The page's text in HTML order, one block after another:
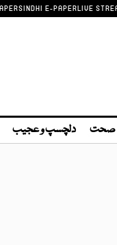
SINDHI E-PAPERLIVE
صحت دلچسپ و عجیب